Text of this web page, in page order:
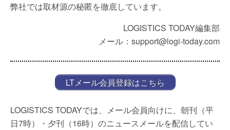
弊社では取材源の秘匿を徹底しています。
LOGISTICS TODAY編集部
メール：support@logi-today.com
LTメール会員登録はこちら
LOGISTICS TODAYでは、メール会員向けに、朝刊（平
日7時）・夕刊（16時）のニュースメールを配信してい